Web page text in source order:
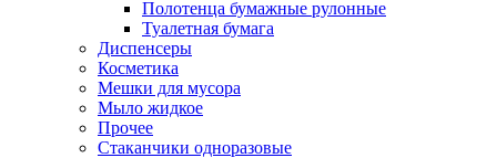
Полотенца бумажные рулонные
Туалетная бумага
Диспенсеры
Косметика
Мешки для мусора
Мыло жидкое
Прочее
Стаканчики одноразовые